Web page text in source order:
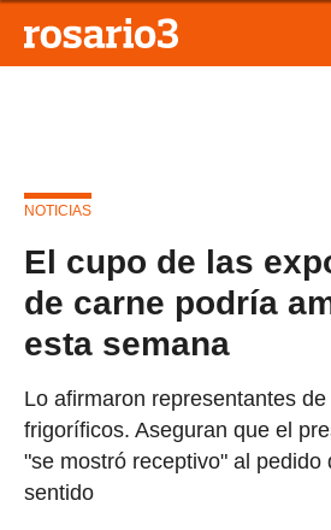
NOTICIAS
El cupo de las
de carne podría
esta semana
Lo afirmaron representantes
frigoríficos. Aseguran que el
"se mostró receptivo" al pedido
sentido